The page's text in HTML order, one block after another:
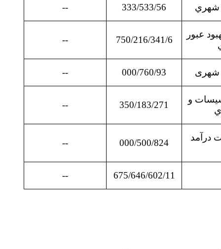
شهري 333/533/56
--
عبور
750/216/341/6
--
شهری 000/760/93
--
و
350/183/271
--
درآمد
000/500/824
--
675/646/602/11
--